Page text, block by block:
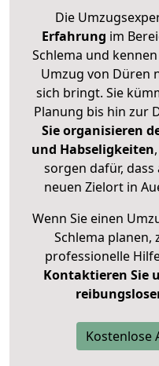
Die
Erfahrung im
Schlema und
Umzug von Düren
sich bringt. Sie
Planung bis hin zur
Sie organisieren
und Habseligkeiten
sorgen dafür,
neuen Zielort in
Wenn Sie einen
Schlema planen,
professionelle
Kontaktieren Sie
Kostenlose